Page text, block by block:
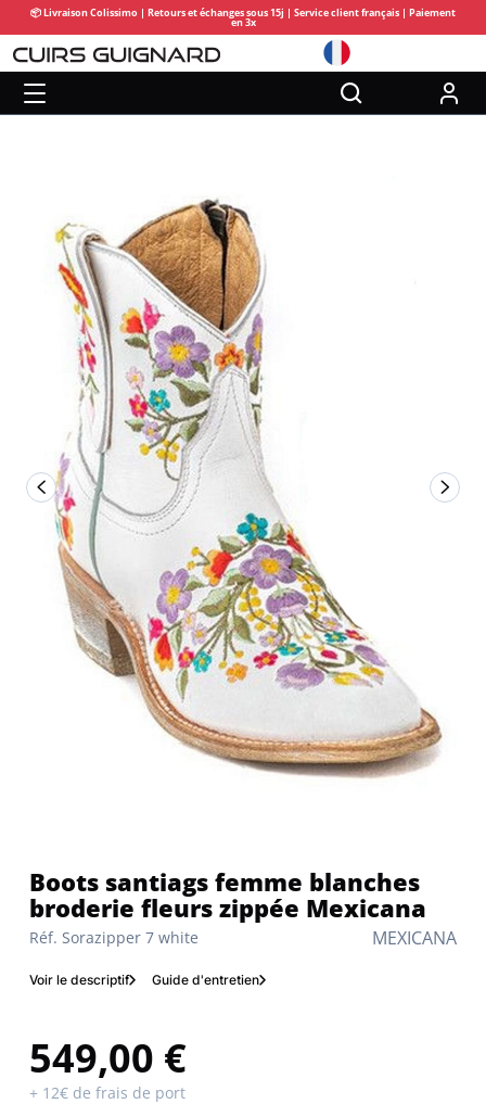
📦 Livraison Colissimo | Retours et échanges sous 15j | Service client français | Paiement
en 3x
MEXICANA
Réf. Sorazipper 7 white
Boots santiags femme blanches
broderie fleurs zippée Mexicana
Voir le descriptif Guide d'entretien
549,00 €
+ 12€ de frais de port